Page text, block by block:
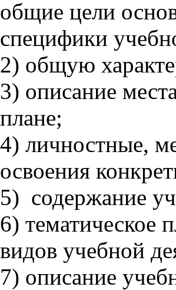
общие цели
специфики
2) общую
3) описание
плане;
4) личностные,
освоения
5) содержание
6) тематическое
видов учебной
7) описание